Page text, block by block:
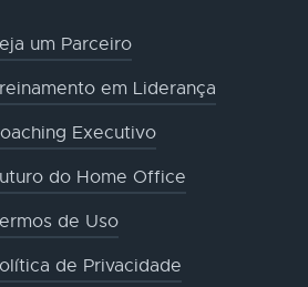
um Parceiro
em Liderança
Executivo
do Home Office
de Uso
de Privacidade